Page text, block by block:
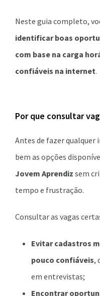
Neste guia completo,
identificar boas
com base na carga
confiáveis na internet.
Por que consultar
Antes de fazer qualquer
bem as opções
Jovem Aprendiz sem
tempo e frustração.
Consultar as vagas
Evitar cadastros
pouco confiáveis,
em entrevistas;
Encontrar